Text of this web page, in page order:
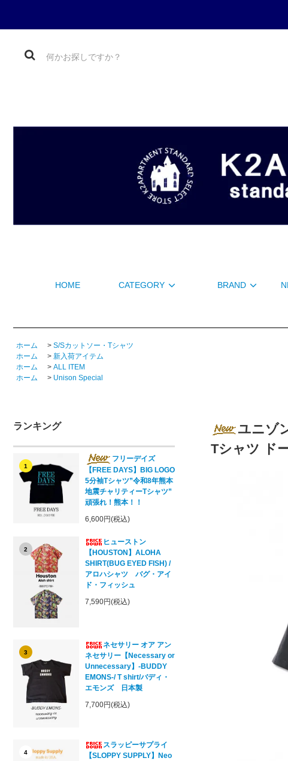
HOME CATEGORY BRAND
ホーム > S/Sカットソー・Tシャツ
ホーム
> 新入荷アイテム
ホーム
> ALL ITEM
ホーム
> Unison Special
ランキング
1
フリーデイズ
【FREE DAYS】BIG LOGO
5分袖Tシャツ”令和8年熊本
地震チャリティーTシャツ”
頑張れ！熊本！！
6,600円(税込)
2
ヒューストン
【HOUSTON】ALOHA
SHIRT(BUG EYED FISH) /
アロハシャツ バグ・アイ
ド・フィッシュ
7,590円(税込)
3
ネセサリー オア アン
ネセサリー【Necessary or
Unnecessary】-BUDDY
EMONS-/ T shirt/バディ・
エモンズ 日本製
7,700円(税込)
4
スラッピーサプライ
【SLOPPY SUPPLY】Neo
ユニゾ
Tシャツ ド